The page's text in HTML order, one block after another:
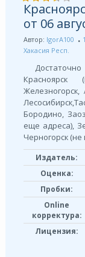
от 06
Автор: IgorA100
Хакасия Респ.
Бородино,
еще адреса),
Черногорск
Издатель:
Оценка:
Пробки:
Online
корректура:
Лицензия: